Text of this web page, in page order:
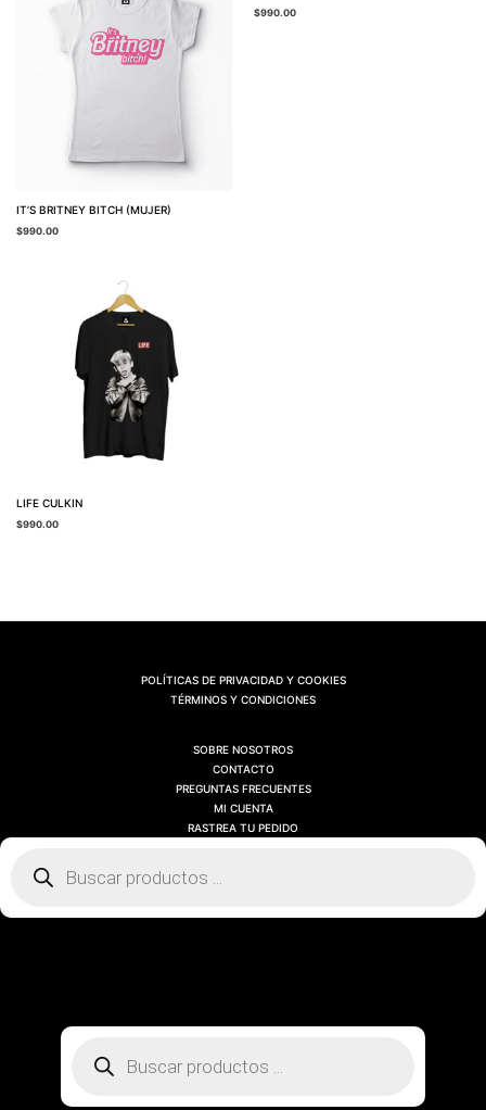
IT’S BRITNEY BITCH (MUJER)
$990.00
$990.00
LIFE CULKIN
$990.00
POLÍTICAS DE PRIVACIDAD Y COOKIES
TÉRMINOS Y CONDICIONES
SOBRE NOSOTROS
CONTACTO
PREGUNTAS FRECUENTES
MI CUENTA
RASTREA TU PEDIDO
Búsqueda
Búsqueda